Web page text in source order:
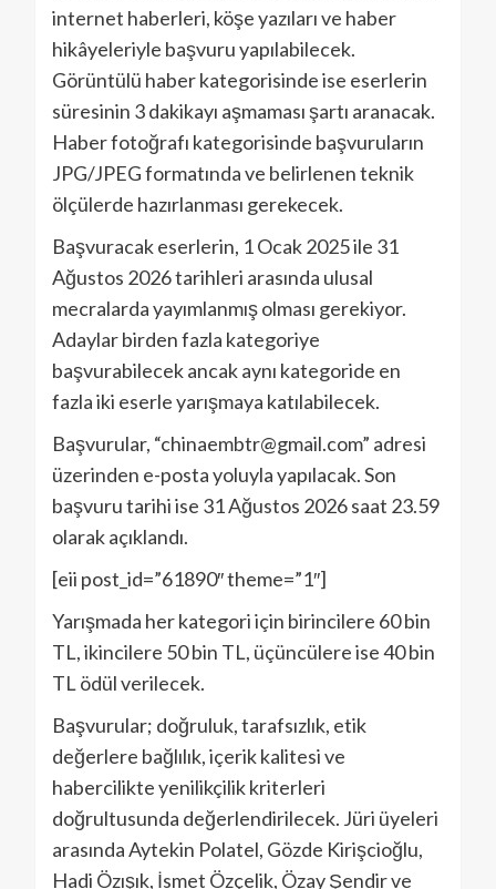
internet haberleri, köşe yazıları ve haber
hikâyeleriyle başvuru yapılabilecek.
Görüntülü haber kategorisinde ise eserlerin
süresinin 3 dakikayı aşmaması şartı aranacak.
Haber fotoğrafı kategorisinde başvuruların
JPG/JPEG formatında ve belirlenen teknik
ölçülerde hazırlanması gerekecek.
Başvuracak eserlerin, 1 Ocak 2025 ile 31
Ağustos 2026 tarihleri arasında ulusal
mecralarda yayımlanmış olması gerekiyor.
Adaylar birden fazla kategoriye
başvurabilecek ancak aynı kategoride en
fazla iki eserle yarışmaya katılabilecek.
Başvurular, “chinaembtr@gmail.com” adresi
üzerinden e-posta yoluyla yapılacak. Son
başvuru tarihi ise 31 Ağustos 2026 saat 23.59
olarak açıklandı.
[eii post_id=”61890″ theme=”1″]
Yarışmada her kategori için birincilere 60 bin
TL, ikincilere 50 bin TL, üçüncülere ise 40 bin
TL ödül verilecek.
Başvurular; doğruluk, tarafsızlık, etik
değerlere bağlılık, içerik kalitesi ve
habercilikte yenilikçilik kriterleri
doğrultusunda değerlendirilecek. Jüri üyeleri
arasında Aytekin Polatel, Gözde Kirişcioğlu,
Hadi Özışık, İsmet Özçelik, Özay Şendir ve